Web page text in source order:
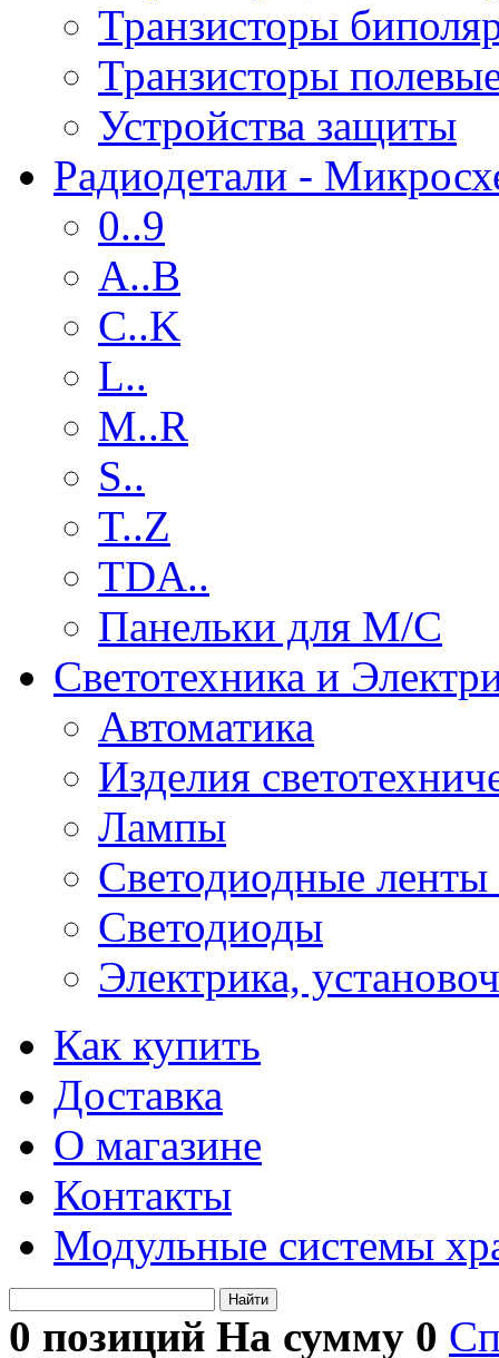
Транзисторы
Транзисторы
Устройства защиты
Радиодетали -
0..9
A..B
C..K
L..
M..R
S..
T..Z
TDA..
Панельки для М/С
Светотехника и
Автоматика
Изделия
Лампы
Светодиодные
Светодиоды
Электрика,
Как купить
Доставка
О магазине
Контакты
Модульные системы
Найти
0 позиций На сумму 0